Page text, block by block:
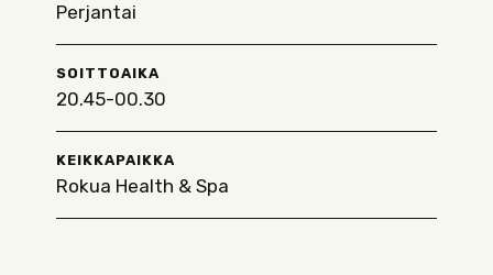
Perjantai
SOITTOAIKA
20.45-00.30
KEIKKAPAIKKA
Rokua Health & Spa